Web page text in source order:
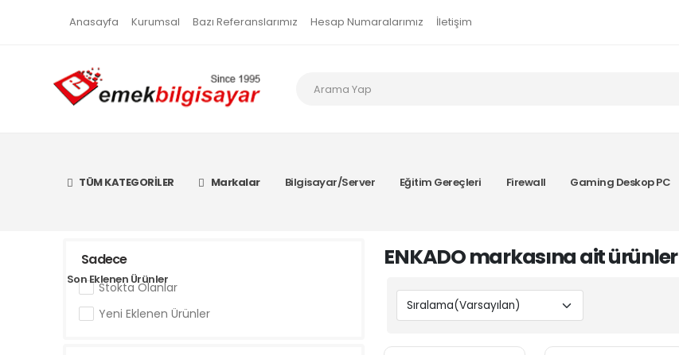
Anasayfa Kurumsal Bazı Referanslarımız Hesap Numaralarımız İletişim
TÜM KATEGORİLER Markalar Bilgisayar/Server Eğitim Gereçleri Firewall Gaming Deskop PC
Son Eklenen Ürünler
Sadece
Stokta Olanlar
Yeni Eklenen Ürünler
ENKADO markasına ait ürünler